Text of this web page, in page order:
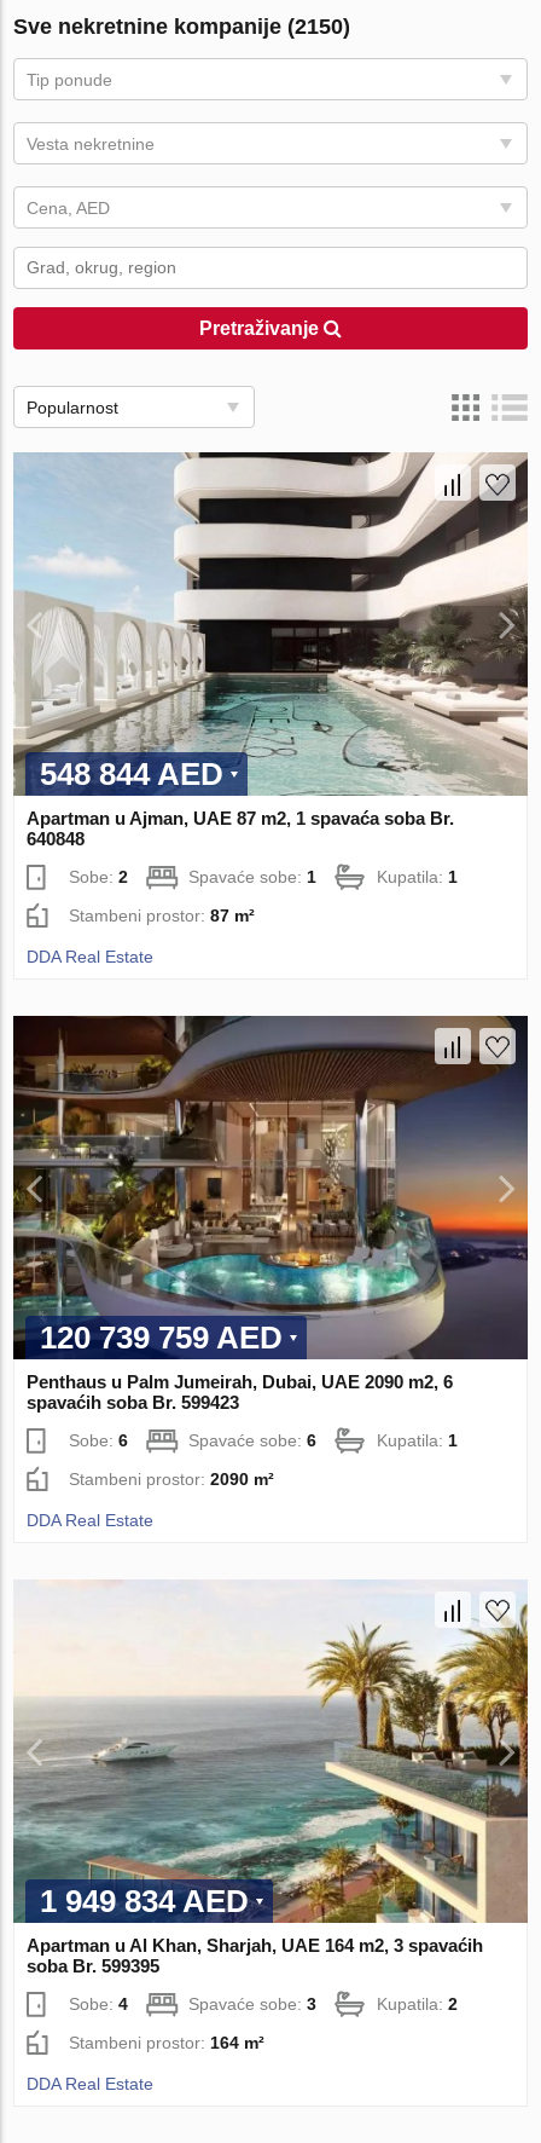
Sve nekretnine kompanije (2150)
Tip ponude
Vesta nekretnine
Cena, AED
Pretraživanje
Popularnost
548 844 AED
Apartman u Ajman, UAE 87 m2, 1 spavaća soba Br.
640848
Sobe:2 Spavaće sobe: 1 Kupatila: 1
Stambeni prostor:87 m²
DDA Real Estate
120 739 759 AED
Penthaus u Palm Jumeirah, Dubai, UAE 2090 m2, 6
spavaćih soba Br. 599423
Sobe:6 Spavaće sobe:6 Kupatila: 1
Stambeni prostor:2090 m²
DDA Real Estate
1 949 834 AED
Apartman u Al Khan, Sharjah, UAE 164 m2, 3 spavaćih
soba Br. 599395
Sobe:4 Spavaće sobe:3 Kupatila:2
Stambeni prostor: 164 m²
DDA Real Estate